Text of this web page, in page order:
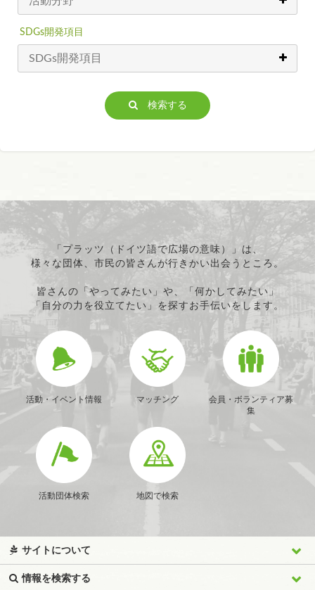
SDGs開発項目
検索する
「プラッツ（ドイツ語で広場の意味）」は、
様々な団体、市民の皆さんが行きかい出会うところ。
皆さんの「やってみたい」や、「何かしてみたい」
「自分の力を役立てたい」を探すお手伝いをします。
活動・イベント情報 マッチング
会員・ボランティア募
集
活動団体検索 地図で検索
サイトについて
情報を検索する